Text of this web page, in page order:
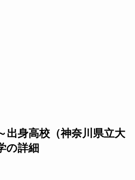
出身高校（神奈川県立大
の詳細